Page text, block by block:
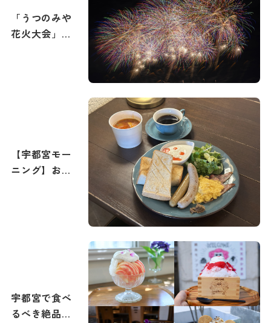
「うつのみや
花火大会」攻
【宇都宮モー
ニング】おす
宇都宮で食べ
るべき絶品か